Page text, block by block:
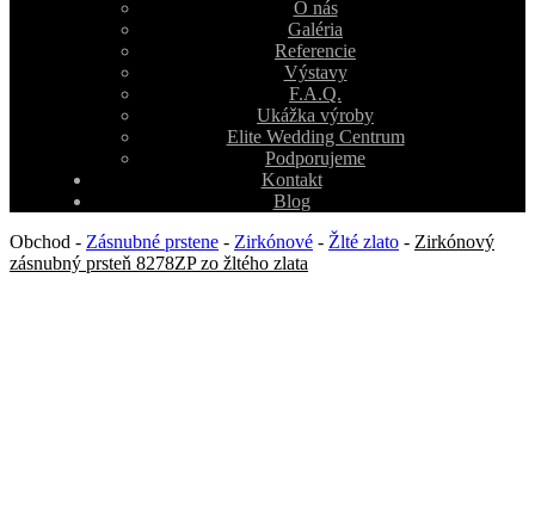
O nás
Galéria
Referencie
Výstavy
F.A.Q.
Ukážka výroby
Elite Wedding Centrum
Podporujeme
Kontakt
Blog
Obchod - Zásnubné prstene - Zirkónové - Žlté zlato - Zirkónový
zásnubný prsteň 8278ZP zo žltého zlata